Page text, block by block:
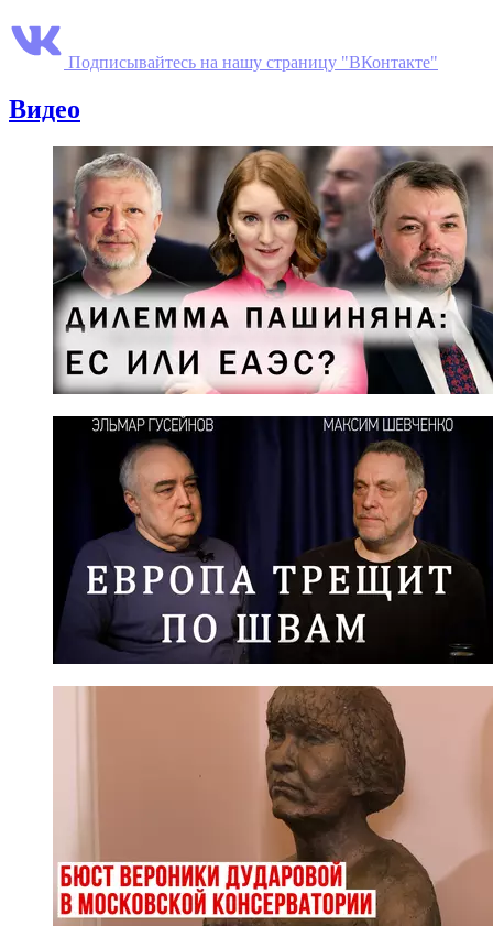
Подписывайтесь на нашу страницу "ВКонтакте"
Видео